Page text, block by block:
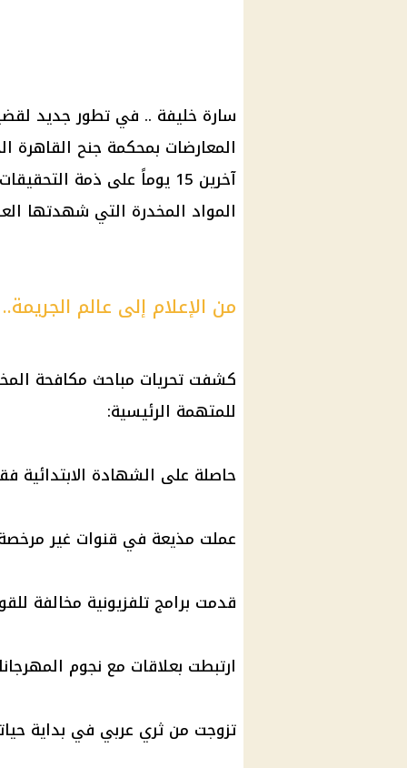
سارة خليفة .. في تطور جديد
آخرين 15 يوماً على ذمة
المواد المخدرة التي شهدتها
من الإعلام إلى عالم
كشفت تحريات مباحث مكافحة
للمتهمة الرئيسية:
حاصلة على الشهادة الابتدائية
عملت مذيعة في قنوات غير
قدمت برامج تلفزيونية مخالفة
ارتبطت بعلاقات مع نجوم
تزوجت من ثري عربي في بداية